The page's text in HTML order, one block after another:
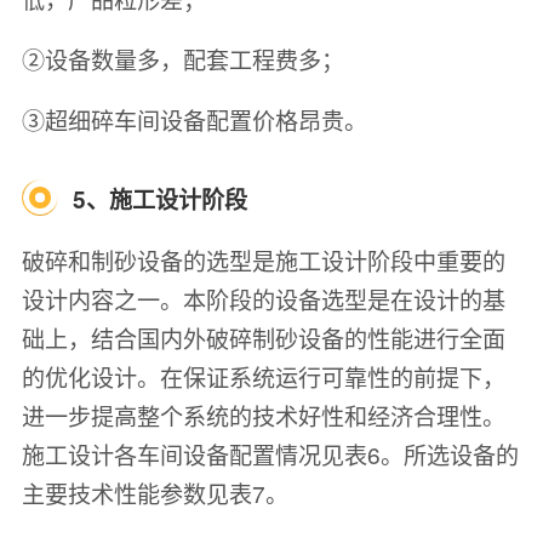
②设备数量多，配套工程费多；
③超细碎车间设备配置价格昂贵。
5、施工设计阶段
破碎和制砂设备的选型是施工设计阶段中重要的
设计内容之一。本阶段的设备选型是在设计的基
础上，结合国内外破碎制砂设备的性能进行全面
的优化设计。在保证系统运行可靠性的前提下，
进一步提高整个系统的技术好性和经济合理性。
施工设计各车间设备配置情况见表6。所选设备的
主要技术性能参数见表7。